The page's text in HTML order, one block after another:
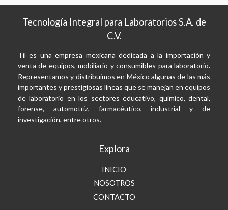
Tecnología Integral para Laboratorios S.A. de
C.V.
Til es una empresa mexicana dedicada a la importación y
venta de equipos, mobiliario y consumibles para laboratorio.
Representamos y distribuimos en México algunas de las más
importantes y prestigiosas líneas que se manejan en equipos
de laboratorio en los sectores educativo, químico, dental,
forense, automotriz, farmacéutico, industrial y de
investigación, entre otros.
Explora
INICIO
NOSOTROS
CONTACTO